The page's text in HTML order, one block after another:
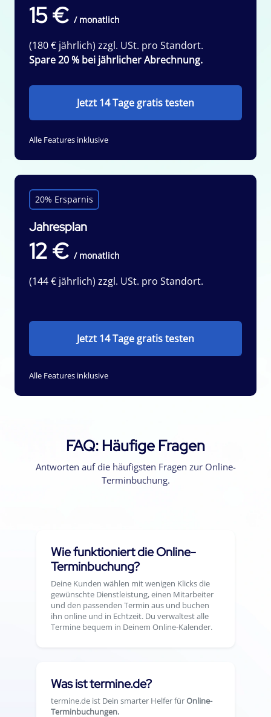
15 € / monatlich
(180 € jährlich) zzgl. USt. pro Standort.
Spare 20 % bei jährlicher Abrechnung.
Jetzt 14 Tage gratis testen
Alle Features inklusive
20% Ersparnis
Jahresplan
12 € / monatlich
(144 € jährlich) zzgl. USt. pro Standort.
Jetzt 14 Tage gratis testen
Alle Features inklusive
FAQ: Häufige Fragen
Antworten auf die häufigsten Fragen zur Online-
Terminbuchung.
Wie funktioniert die Online-
Terminbuchung?
Deine Kunden wählen mit wenigen Klicks die
gewünschte Dienstleistung, einen Mitarbeiter
und den passenden Termin aus und buchen
ihn online und in Echtzeit. Du verwaltest alle
Termine bequem in Deinem Online-Kalender.
Was ist termine.de?
termine.de ist Dein smarter Helfer fürOnline-
Terminbuchungen.